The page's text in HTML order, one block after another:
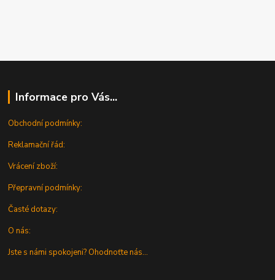
Informace pro Vás...
Obchodní podmínky:
Reklamační řád:
Vrácení zboží:
Přepravní podmínky:
Časté dotazy:
O nás:
Jste s námi spokojeni? Ohodnoťte nás...